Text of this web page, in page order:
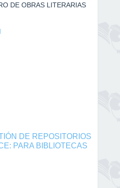
DE OBRAS LITERARIAS
DE REPOSITORIOS
PARA BIBLIOTECAS